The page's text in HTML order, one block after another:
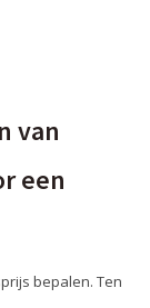
van
een
bepalen. Ten